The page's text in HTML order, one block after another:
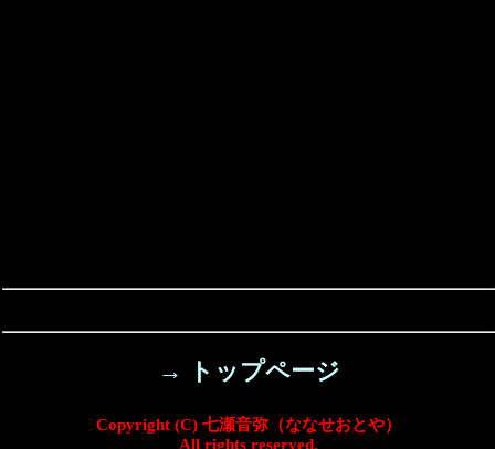
→ トップページ
Copyright (C) 七瀬音弥（ななせおとや）
All rights reserved.